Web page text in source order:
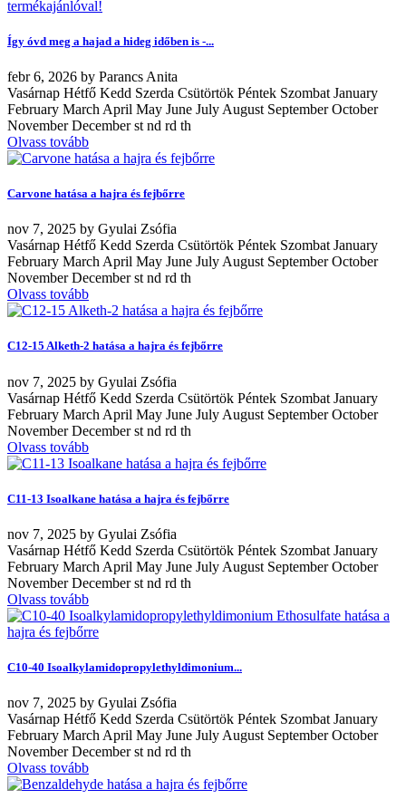
Így óvd meg a hajad a hideg időben is -...
febr6, 2026 by Parancs Anita
Vasárnap Hétfő Kedd Szerda Csütörtök Péntek Szombat January
February March April May June July August September October
November December st nd rd th
Olvass tovább
Carvone hatása a hajra és fejbőrre
nov 7, 2025 by Gyulai Zsófia
Vasárnap Hétfő Kedd Szerda Csütörtök Péntek Szombat January
February March April May June July August September October
November December st nd rd th
Olvass tovább
C12-15 Alketh-2 hatása a hajra és fejbőrre
nov 7, 2025 by Gyulai Zsófia
Vasárnap Hétfő Kedd Szerda Csütörtök Péntek Szombat January
February March April May June July August September October
November December st nd rd th
Olvass tovább
C11-13 Isoalkane hatása a hajra és fejbőrre
nov 7, 2025 by Gyulai Zsófia
Vasárnap Hétfő Kedd Szerda Csütörtök Péntek Szombat January
February March April May June July August September October
November December st nd rd th
Olvass tovább
C10-40 Isoalkylamidopropylethyldimonium...
nov 7, 2025 by Gyulai Zsófia
Vasárnap Hétfő Kedd Szerda Csütörtök Péntek Szombat January
February March April May June July August September October
November December st nd rd th
Olvass tovább